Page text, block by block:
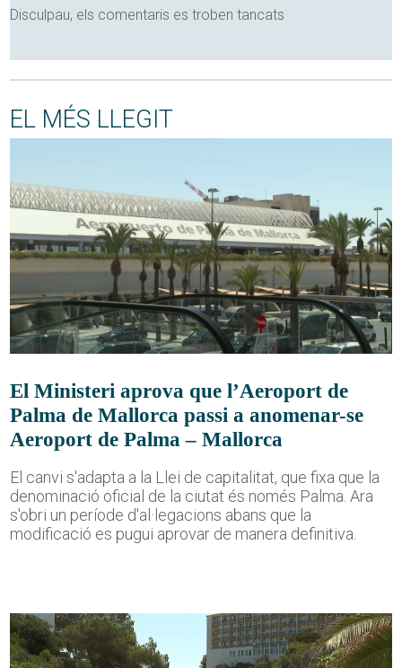
Disculpau, els comentaris es troben tancats
EL MÉS LLEGIT
El Ministeri aprova que l’Aeroport de
Palma de Mallorca passi a anomenar-se
Aeroport de Palma – Mallorca
El canvi s'adapta a la Llei de capitalitat, que fixa que la
denominació oficial de la ciutat és només Palma. Ara
s'obri un període d'al·legacions abans que la
modificació es pugui aprovar de manera definitiva.